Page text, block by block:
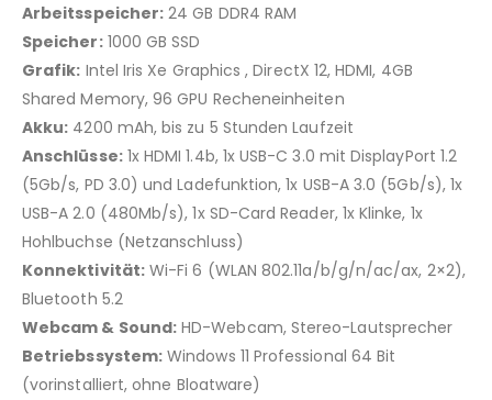
Arbeitsspeicher: 24 GB DDR4 RAM
Speicher:1000 GB SSD
Grafik: Intel Iris Xe Graphics , DirectX 12, HDMI, 4GB
Shared Memory, 96 GPU Recheneinheiten
Akku: 4200 mAh, bis zu 5 Stunden Laufzeit
Anschlüsse:1x HDMI 1.4b, 1x USB-C 3.0 mit DisplayPort 1.2
(5Gb/​s, PD 3.0) und Ladefunktion, 1x USB-A 3.0 (5Gb/​s), 1x
USB-A 2.0 (480Mb/​s), 1x SD-Card Reader, 1x Klinke, 1x
Hohlbuchse (Netzanschluss)
Konnektivität:Wi-Fi 6 (WLAN 802.11a/​b/​g/​n/​ac/​ax, 2×2),
Bluetooth 5.2
Webcam & Sound: HD-Webcam, Stereo-Lautsprecher
Betriebssystem: Windows 11 Professional 64 Bit
(vorinstalliert, ohne Bloatware)